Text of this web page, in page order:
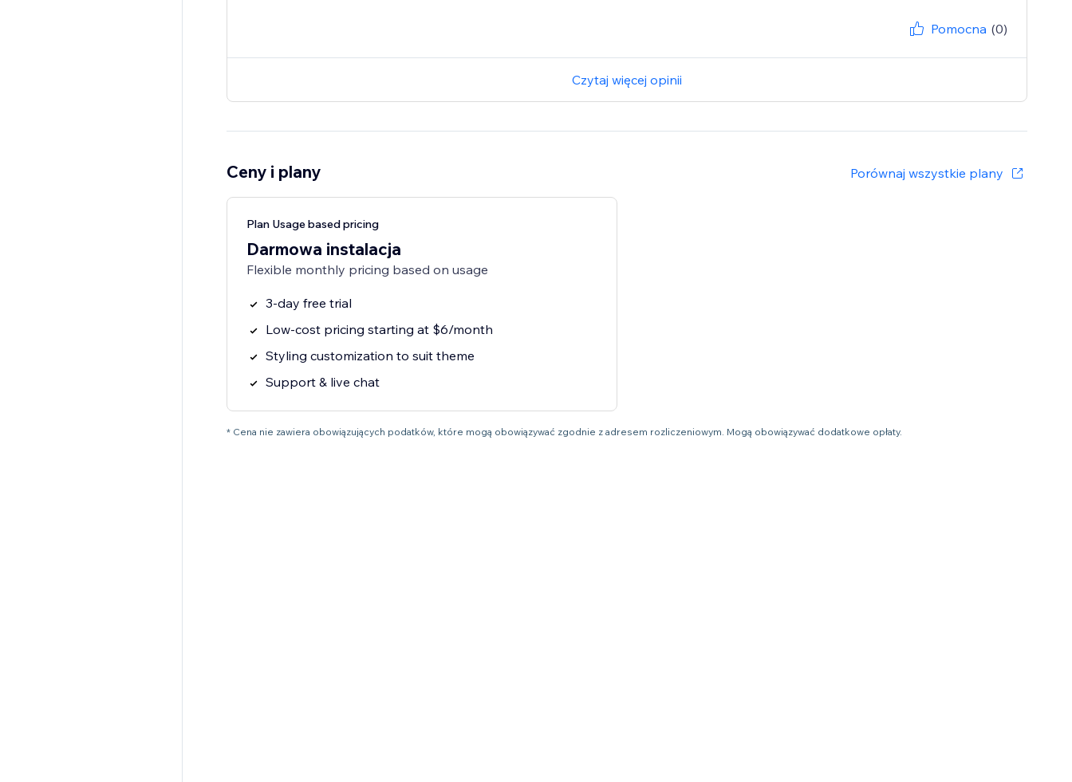
Pomocna (0)
Czytaj więcej opinii
Ceny i plany Porównaj wszystkie plany
Plan Usage based pricing
Darmowa instalacja
Flexible monthly pricing based on usage
3-day free trial
Low-cost pricing starting at $6/month
Styling customization to suit theme
Support & live chat
* Cena nie zawiera obowiązujących podatków, które mogą obowiązywać zgodnie z adresem rozliczeniowym. Mogą obowiązywać dodatkowe opłaty.